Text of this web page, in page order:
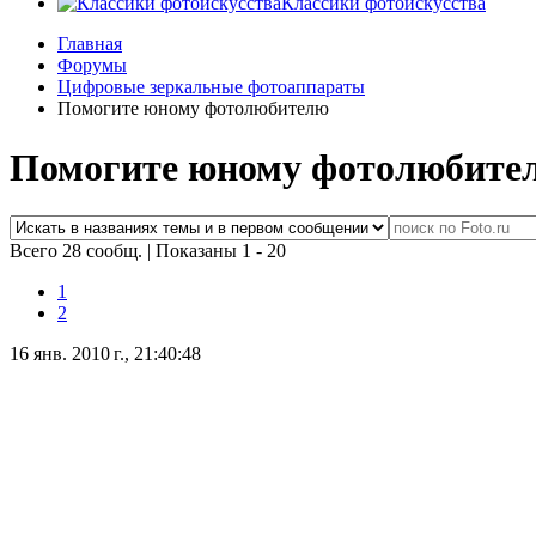
Главная
Форумы
Цифровые зеркальные фотоаппараты
Помогите юному фотолюбителю
Помогите юному
Всего 28 сообщ. | Показаны 1 - 20
1
2
16 янв. 2010 г., 21:40:48